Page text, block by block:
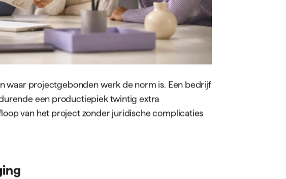
waar projectgebonden werk de norm is. Een bedrijf
een productiepiek twintig extra
van het project zonder juridische complicaties